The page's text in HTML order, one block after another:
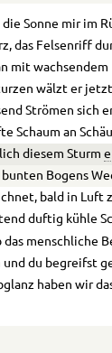
Sonne mir im
das Felsenriff
mit
wälzt er
Strömen sich
Schaum an
diesem Sturm
Bogens
bald in Luft
duftig kühle
menschliche
und du begreifst
haben wir